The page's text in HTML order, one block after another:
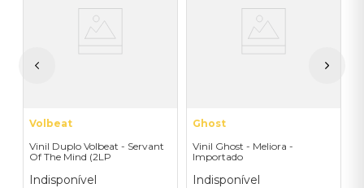
Volbeat
Vinil Duplo Volbeat - Servant
Of The Mind (2LP
Importado
Indisponível
Ghost
Vinil Ghost - Meliora -
Importado
Indisponível